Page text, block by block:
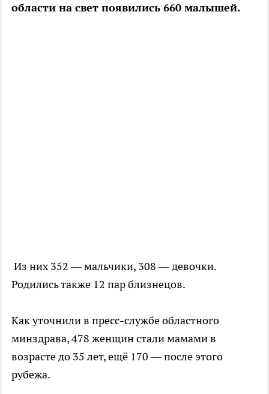
области на свет появились 660 малышей.
Из них 352 — мальчики, 308 — девочки.
Родились также 12 пар близнецов.
Как уточнили в пресс-службе областного
минздрава, 478 женщин стали мамами в
возрасте до 35 лет, ещё 170 — после этого
рубежа.